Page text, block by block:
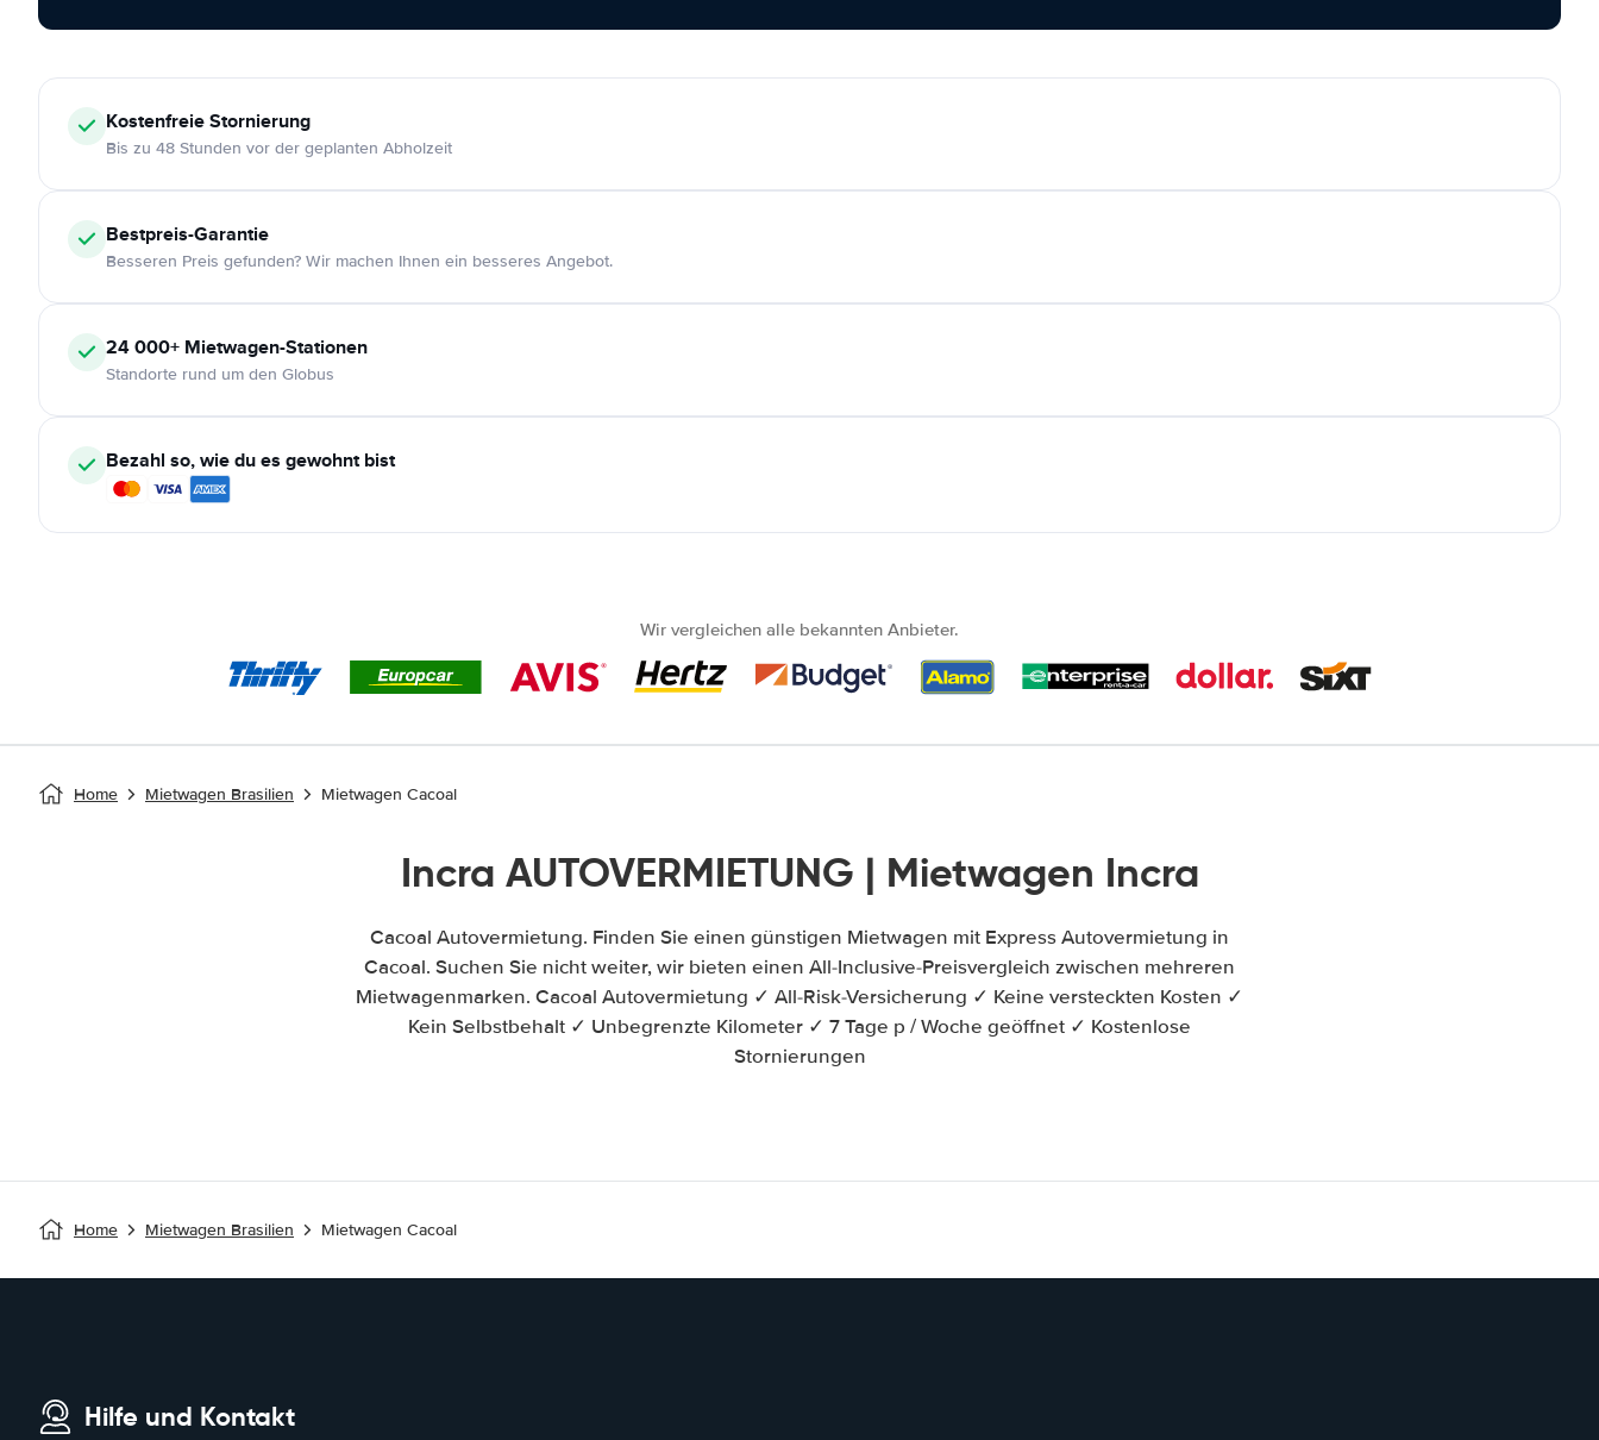
KostenfreieStornierung
Bis zu 48 Stunden vor der geplanten Abholzeit
Bestpreis-Garantie
Besseren Preis gefunden? Wir machen Ihnen ein besseres Angebot.
24 000+ Mietwagen-Stationen
Standorte rund um den Globus
Bezahl so, wie du es gewohnt bist
Wir vergleichen alle bekannten Anbieter.
Home Mietwagen Brasilien Mietwagen Cacoal
Incra AUTOVERMIETUNG | Mietwagen Incra
Cacoal Autovermietung. Finden Sie einen günstigen Mietwagen mit Express Autovermietung in
Cacoal. Suchen Sie nicht weiter, wir bieten einen All-Inclusive-Preisvergleich zwischen mehreren
Mietwagenmarken. Cacoal Autovermietung ✓ All-Risk-Versicherung ✓ Keine versteckten Kosten ✓
Kein Selbstbehalt ✓ Unbegrenzte Kilometer ✓ 7 Tage p / Woche geöffnet ✓ Kostenlose
Stornierungen
Home Mietwagen Brasilien Mietwagen Cacoal
Hilfe und Kontakt